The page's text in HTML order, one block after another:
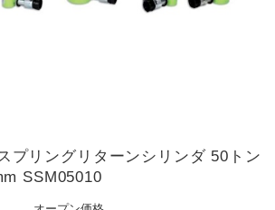
プリングリターンシリンダ 50トン
SSM05010